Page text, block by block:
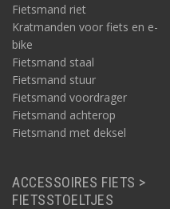
Fietsmand riet
Kratmanden voor fiets en e-
bike
Fietsmand staal
Fietsmand stuur
Fietsmand voordrager
Fietsmand achterop
Fietsmand met deksel
ACCESSOIRES FIETS >
FIETSSTOELTJES